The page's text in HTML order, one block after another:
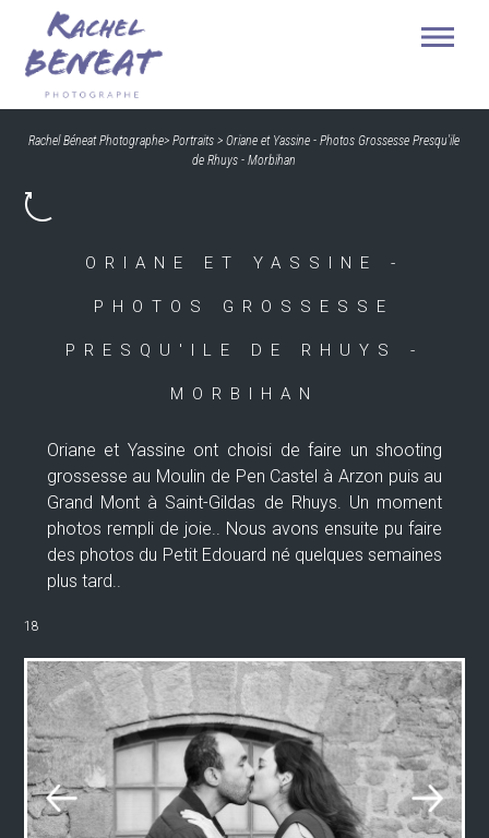
Rachel Béneat Photographe>Portraits >Oriane et Yassine - Photos Grossesse Presqu'ile
de Rhuys - Morbihan
ORIANE ET YASSINE -
PHOTOS GROSSESSE
PRESQU'ILE DE RHUYS -
MORBIHAN
Oriane et Yassine ont choisi de faire un shooting
grossesse au Moulin de Pen Castel à Arzon puis au
Grand Mont à Saint-Gildas de Rhuys. Un moment
photos rempli de joie.. Nous avons ensuite pu faire
des photos du Petit Edouard né quelques semaines
plus tard..
18